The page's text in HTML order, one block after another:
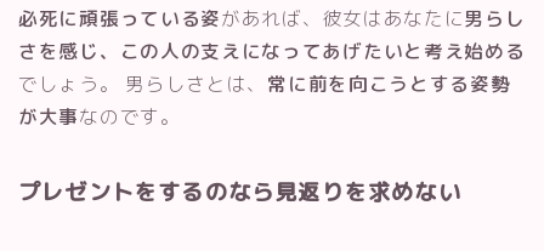
必死に頑張っている姿があれば、彼女はあなたに男らし
さを感じ、この人の支えになってあげたいと考え始める
でしょう。 男らしさとは、 常に前を向こうとする姿勢
が大事なのです。
プレゼントをするのなら見返りを求めない